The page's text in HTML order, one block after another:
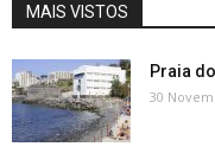
MAIS VISTOS
Praia
30